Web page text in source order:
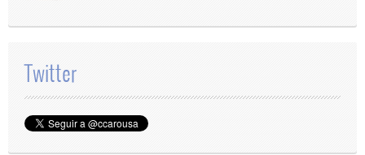
Twitter